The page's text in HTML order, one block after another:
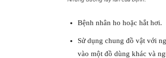
Bệnh nhân ho hoặc hắt hơi.
Sử dụng chung đồ vật với
vào một đồ dùng khác và